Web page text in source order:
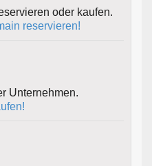
oder kaufen.
reservieren!
Unternehmen.